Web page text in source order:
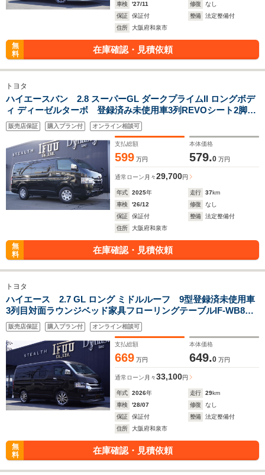
車検
'27/11 修復
なし
保証
保証付 整備
法定整備付
住所
大阪府和泉市
無
料
在庫確認・見積依頼
トヨタ
ハイエースバン 2.8 スーパーGL ダークプライムII ロングボデ
ィ ディーゼルターボ 登録済み未使用車3列REVOシート2脚4
ナンバー8人ロングスライドレールフローリングフルフラットベ
ッド対面ラウンジ展開ラゲッジトランスポート展開両側電動ス
ライドドア
販売店保証 購入プラン付 オンライン相談可
支払総額
599 万円
本体価格
579.0 万円
通常ローン 月々29,700円
年式 2025年 走行 37km
車検
'26/12 修復
なし
保証
保証付 整備
法定整備付
住所
大阪府和泉市
無
料
在庫確認・見積依頼
トヨタ
ハイエース 2.7 GL ロング ミドルルーフ 9型登録済未使用車
3列目対面ラウンジベッド家具フローリングテーブルIF-WB8フ
ルフラットベット対面ラウンジ展開バケットシートカバーセン
ターコンソールフロントハーフスポイラー17inアルミ後席モニ
ター
販売店保証 購入プラン付 オンライン相談可
支払総額
669 万円
本体価格
649.0 万円
通常ローン 月々33,100円
年式 2026年 走行 29km
車検
'28/07 修復
なし
保証
保証付 整備
法定整備付
住所
大阪府和泉市
無
料
在庫確認・見積依頼